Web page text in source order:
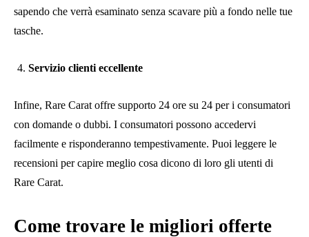
sapendo che verrà esaminato senza scavare più a fondo nelle tue
tasche.
Servizio clienti eccellente
Infine, Rare Carat offre supporto 24 ore su 24 per i consumatori
con domande o dubbi. I consumatori possono accedervi
facilmente e risponderanno tempestivamente. Puoi leggere le
recensioni per capire meglio cosa dicono di loro gli utenti di
Rare Carat.
Come trovare le migliori offerte